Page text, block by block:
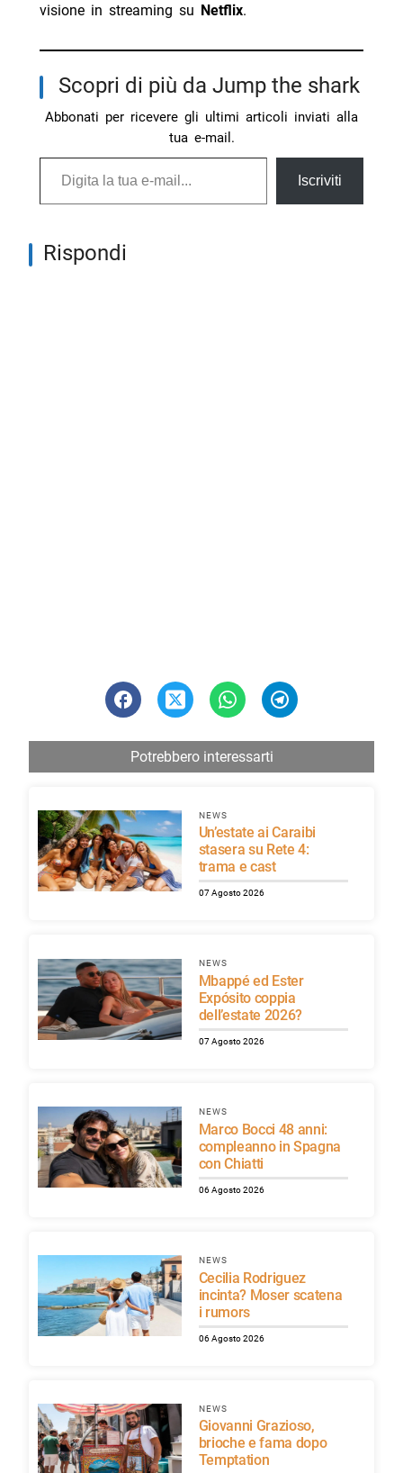
visione in streaming su Netflix.
Scopri di più da Jump the shark
Abbonati per ricevere gli ultimi articoli inviati alla
tua e-mail.
Digita la tua e-mail...
Iscriviti
Rispondi
Potrebbero interessarti
NEWS
Un’estate ai Caraibi
stasera su Rete 4:
trama e cast
07 Agosto 2026
NEWS
Mbappé ed Ester
Expósito coppia
dell’estate 2026?
07 Agosto 2026
NEWS
Marco Bocci 48 anni:
compleanno in Spagna
con Chiatti
06 Agosto 2026
NEWS
Cecilia Rodriguez
incinta? Moser scatena
i rumors
06 Agosto 2026
NEWS
Giovanni Grazioso,
brioche e fama dopo
Temptation